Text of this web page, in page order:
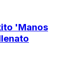
'Manos